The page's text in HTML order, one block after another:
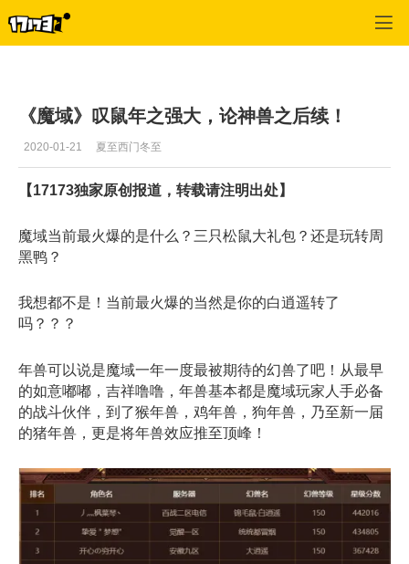
《魔域》叹鼠年之强大，论神兽之后续！
2020-01-21 夏至西门冬至
【17173独家原创报道，转载请注明出处】
魔域当前最火爆的是什么？三只松鼠大礼包？还是玩转周
黑鸭？
我想都不是！当前最火爆的当然是你的白逍遥转了
吗？？？
年兽可以说是魔域一年一度最被期待的幻兽了吧！从最早
的如意嘟嘟，吉祥噜噜，年兽基本都是魔域玩家人手必备
的战斗伙伴，到了猴年兽，鸡年兽，狗年兽，乃至新一届
的猪年兽，更是将年兽效应推至顶峰！